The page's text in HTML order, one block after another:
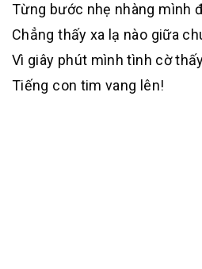
Từng bước nhẹ nhàng mình
Chẳng thấy xa lạ nào giữa
Vì giây phút mình tình cờ
Tiếng con tim vang lên!